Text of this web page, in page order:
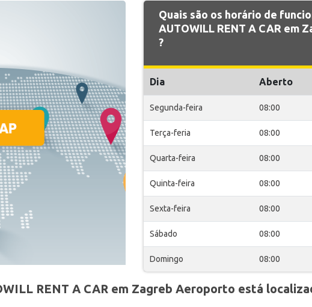
Quais são os horário de
AUTOWILL RENT A CAR em
?
Dia Aberto
Segunda-feira 08:00
Terça-feria 08:00
Quarta-feira 08:00
Quinta-feira 08:00
Sexta-feira 08:00
Sábado 08:00
Domingo 08:00
RENT A CAR em Zagreb Aeroporto está